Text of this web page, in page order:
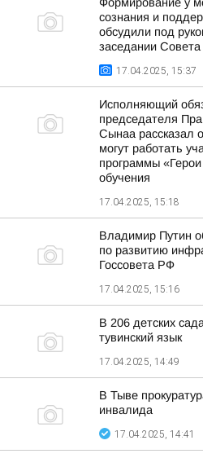
сознания и
обсудили под
заседании
17.04.2025, 15:37
Исполняющий
председателя
Сынаа рассказал
могут работать
программы
обучения
17.04.2025, 15:18
Владимир Путин
по развитию
Госсовета РФ
17.04.2025, 15:16
В 206 детских
тувинский язык
17.04.2025, 14:49
В Тыве
инвалида
17.04.2025, 14:41